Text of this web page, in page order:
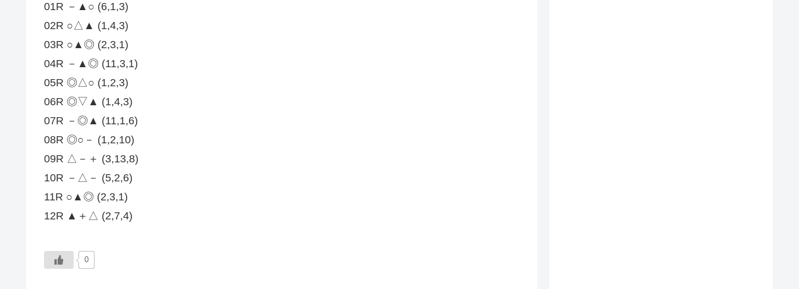
01R －▲○ (6,1,3)
02R ○△▲ (1,4,3)
03R ○▲◎ (2,3,1)
04R －▲◎ (11,3,1)
05R ◎△○ (1,2,3)
06R ◎▽▲ (1,4,3)
07R －◎▲ (11,1,6)
08R ◎○－ (1,2,10)
09R △－＋ (3,13,8)
10R －△－ (5,2,6)
11R ○▲◎ (2,3,1)
12R ▲＋△ (2,7,4)
0